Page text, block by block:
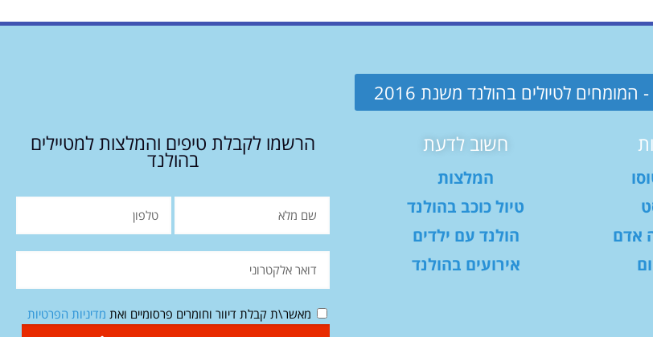
- המומחים לטיולים בהולנד משנת 2016
אדם
חשוב לדעת
המלצות
טיול כוכב בהולנד
הולנד עם ילדים
אירועים בהולנד
הרשמו לקבלת טיפים והמלצות למטיילים
בהולנד
מאשר\ת קבלת דיוור וחומרים פרסומיים ואת מדיניות הפרטיות